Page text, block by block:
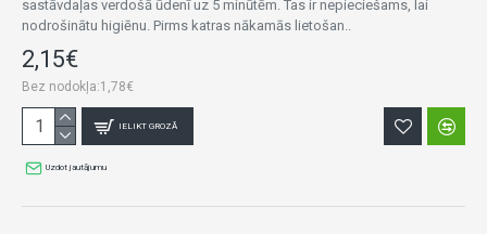
sastāvdaļas verdošā ūdenī uz 5 minūtēm. Tas ir nepieciešams, lai
nodrošinātu higiēnu. Pirms katras nākamās lietošan..
2,15€
Bez nodokļa:1,78€
IELIKT GROZĀ
Uzdot jautājumu